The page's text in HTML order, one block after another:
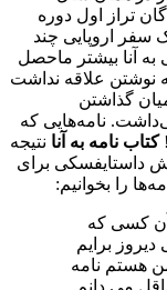
تراز اول دوره
سفر اروپایی چند
به آنا بیشتر ماحصل
نوشتن علاقه نداشت
گذاشتن
نامه‌هایی که
کتاب نامه به آنا نتیجه
تا هنگام مرگش داستایفسکی برای
را بخوانیم:
کسی که
برایم
هستم نامه
می دانم